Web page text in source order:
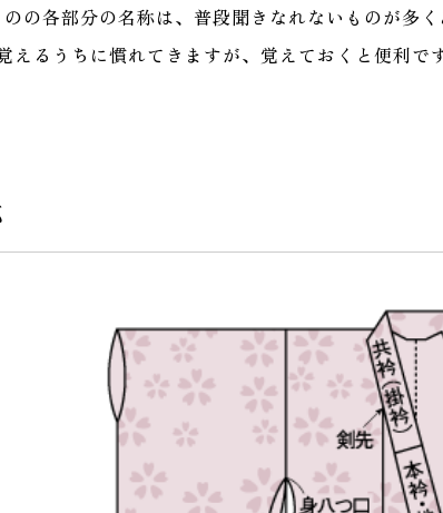
の各部分の名称は、普段聞きなれないものが多
えるうちに慣れてきますが、覚えておくと便利で